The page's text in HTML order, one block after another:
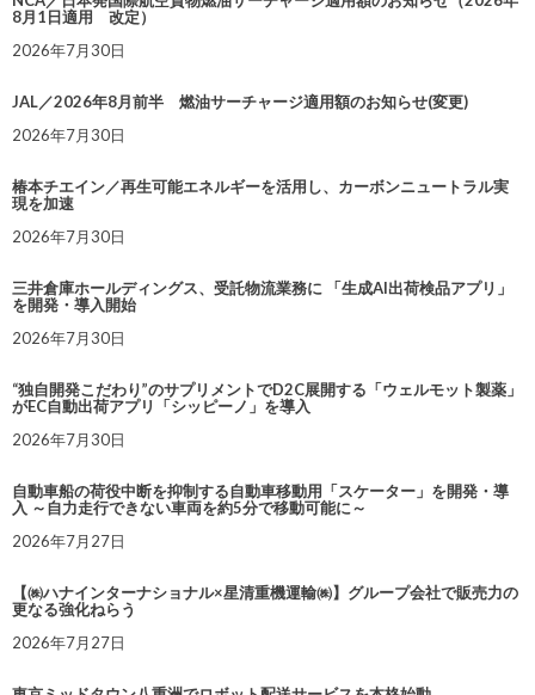
8月1日適用 改定）
2026年7月30日
JAL／2026年8月前半 燃油サーチャージ適用額のお知らせ(変更)
2026年7月30日
椿本チエイン／再生可能エネルギーを活用し、カーボンニュートラル実
現を加速
2026年7月30日
三井倉庫ホールディングス、受託物流業務に 「生成AI出荷検品アプリ」
を開発・導入開始
2026年7月30日
“独自開発こだわり”のサプリメントでD2C展開する「ウェルモット製薬」
がEC自動出荷アプリ「シッピーノ」を導入
2026年7月30日
自動車船の荷役中断を抑制する自動車移動用「スケーター」を開発・導
入 ～自力走行できない車両を約5分で移動可能に～
2026年7月27日
【㈱ハナインターナショナル×星清重機運輸㈱】グループ会社で販売力の
更なる強化ねらう
2026年7月27日